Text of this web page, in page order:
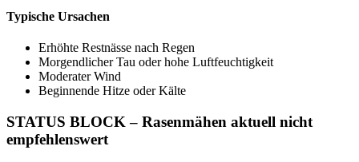
Typische Ursachen
Erhöhte Restnässe nach Regen
Morgendlicher Tau oder hohe Luftfeuchtigkeit
Moderater Wind
Beginnende Hitze oder Kälte
STATUS BLOCK – Rasenmähen aktuell nicht
empfehlenswert